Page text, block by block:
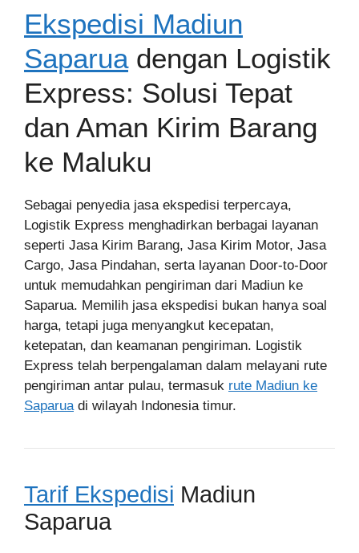
Ekspedisi Madiun
Saparuadengan Logistik
Express: Solusi Tepat
dan Aman Kirim Barang
ke Maluku
Sebagai penyedia jasa ekspedisi terpercaya,
Logistik Express menghadirkan berbagai layanan
seperti Jasa Kirim Barang, Jasa Kirim Motor, Jasa
Cargo, Jasa Pindahan, serta layanan Door-to-Door
untuk memudahkan pengiriman dari Madiun ke
Saparua. Memilih jasa ekspedisi bukan hanya soal
harga, tetapi juga menyangkut kecepatan,
ketepatan, dan keamanan pengiriman. Logistik
Express telah berpengalaman dalam melayani rute
pengiriman antar pulau, termasuk rute Madiun ke
Saparuadi wilayah Indonesia timur.
Tarif Ekspedisi Madiun
Saparua